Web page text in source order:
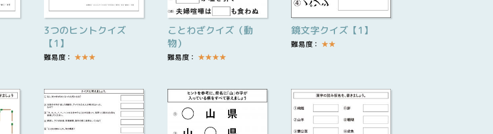
3つのヒントクイズ
【1】
難易度： ★★★
ことわざクイズ（動
物）
難易度： ★★★★
鏡文字クイズ【1】
難易度： ★★